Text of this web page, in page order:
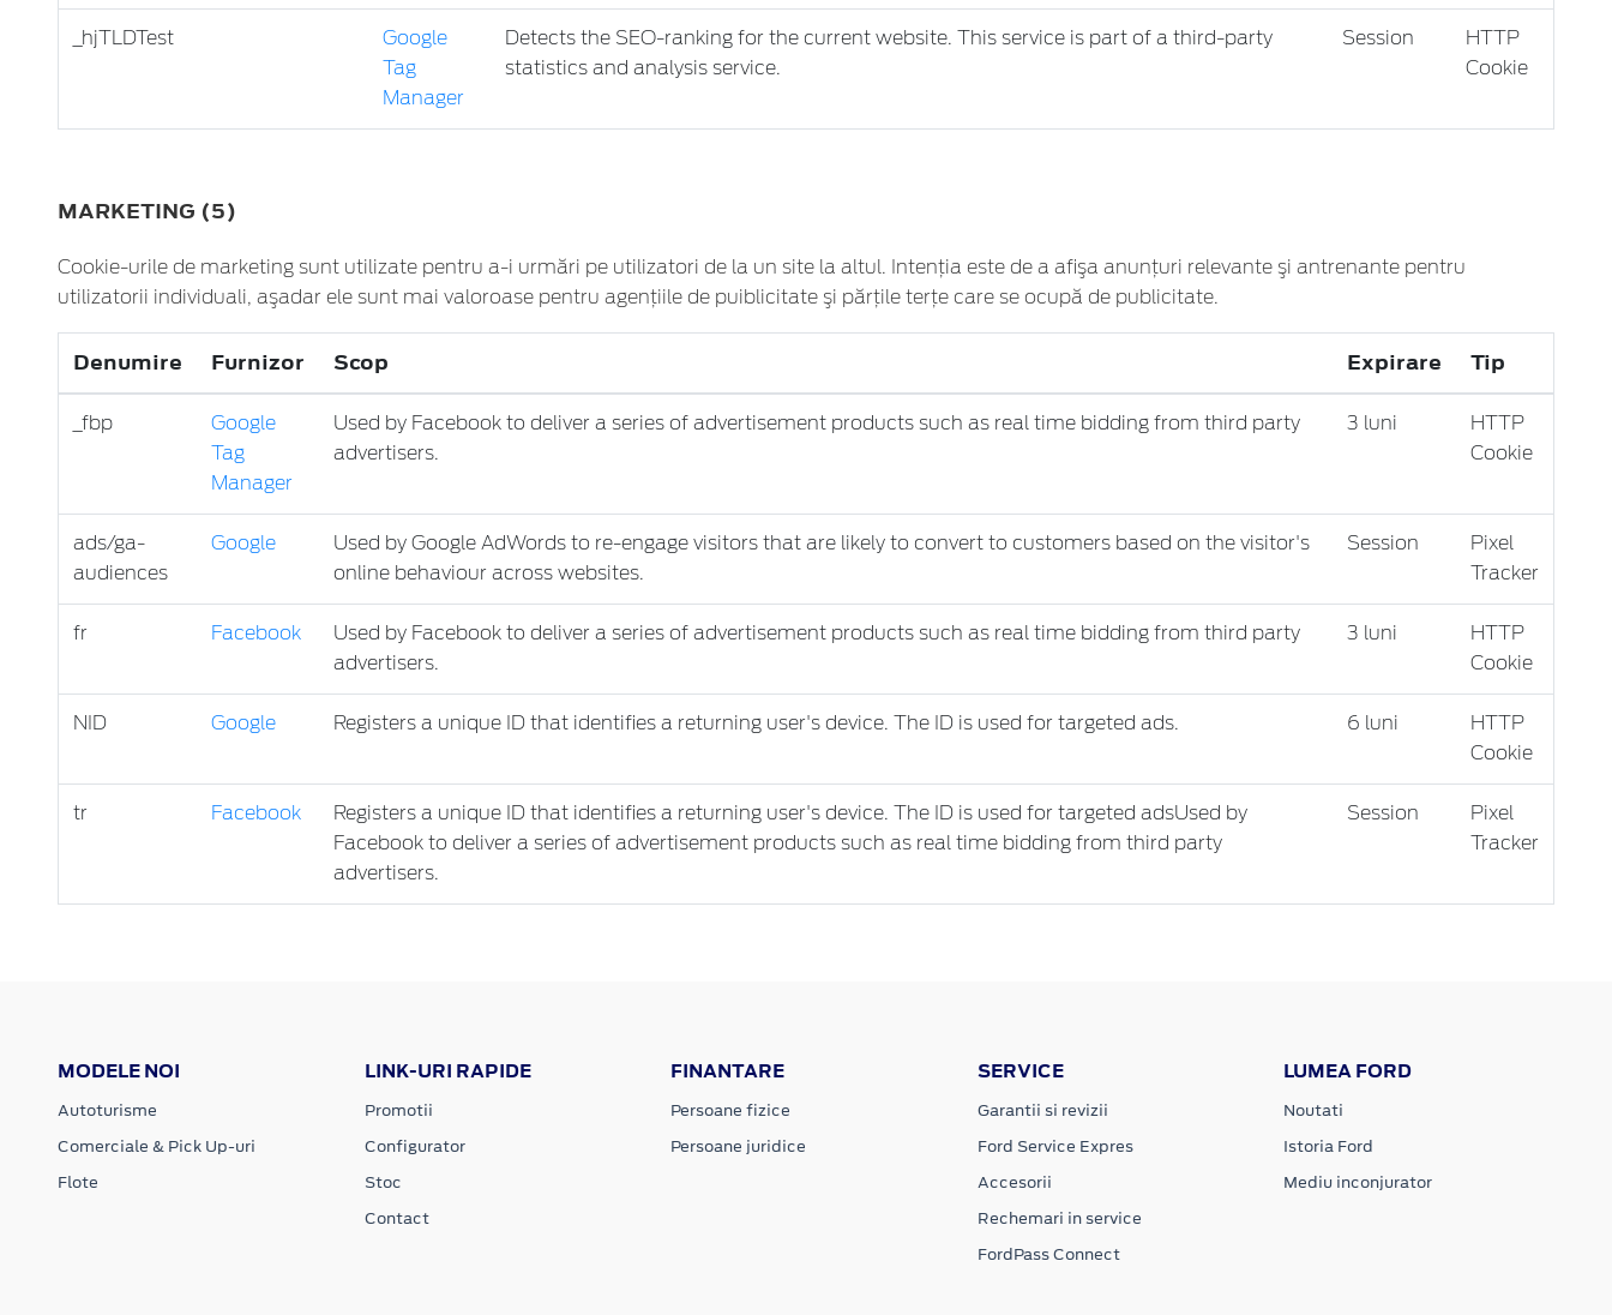
_hjTLDTest
Google
Tag
Manager
Detects the SEO-ranking for the current website. This service is part of a third-party
statistics and analysis service.
Session
HTTP
Cookie
MARKETING (5)
Cookie-urile de marketing sunt utilizate pentru a-i urmări pe utilizatori de la un site la altul. Intenţia este de a afişa anunţuri relevante şi antrenante pentru
utilizatorii individuali, aşadar ele sunt mai valoroase pentru agenţiile de puiblicitate şi părţile terţe care se ocupă de publicitate.
Denumire Furnizor Scop Expirare Tip
_fbp
Google
Tag
Manager
Used by Facebook to deliver a series of advertisement products such as real time bidding from third party
advertisers.
3 luni
HTTP
Cookie
ads/ga-
audiences
Google
Used by Google AdWords to re-engage visitors that are likely to convert to customers based on the visitor's
online behaviour across websites.
Session
Pixel
Tracker
fr Facebook
Used by Facebook to deliver a series of advertisement products such as real time bidding from third party
advertisers.
3 luni
HTTP
Cookie
NID Google Registers a unique ID that identifies a returning user's device. The ID is used for targeted ads. 6 luni
HTTP
Cookie
tr Facebook
Registers a unique ID that identifies a returning user's device. The ID is used for targeted adsUsed by
Facebook to deliver a series of advertisement products such as real time bidding from third party
advertisers.
Session
Pixel
Tracker
MODELE NOI
Autoturisme
Comerciale & Pick Up-uri
Flote
LINK-URI RAPIDE
Promotii
Configurator
Stoc
Contact
FINANTARE
Persoane fizice
Persoane juridice
SERVICE
Garantii si revizii
Ford Service Expres
Accesorii
Rechemari in service
FordPass Connect
LUMEA FORD
Noutati
Istoria Ford
Mediu inconjurator